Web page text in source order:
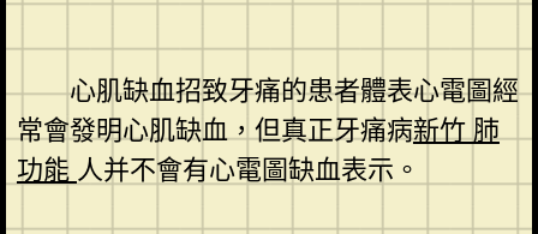
心肌缺血招致牙痛的患者體表心電圖經
常會發明心肌缺血，但真正牙痛病新竹 肺
功能 人并不會有心電圖缺血表示。